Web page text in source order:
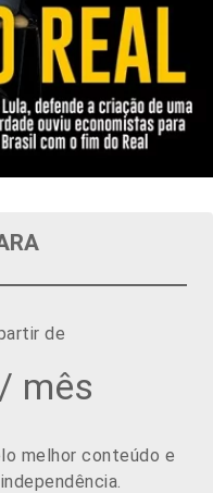
de
mês
melhor conteúdo e